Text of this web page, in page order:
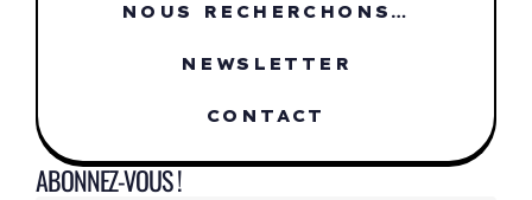
NOUS RECHERCHONS…
NEWSLETTER
CONTACT
ABONNEZ-VOUS !